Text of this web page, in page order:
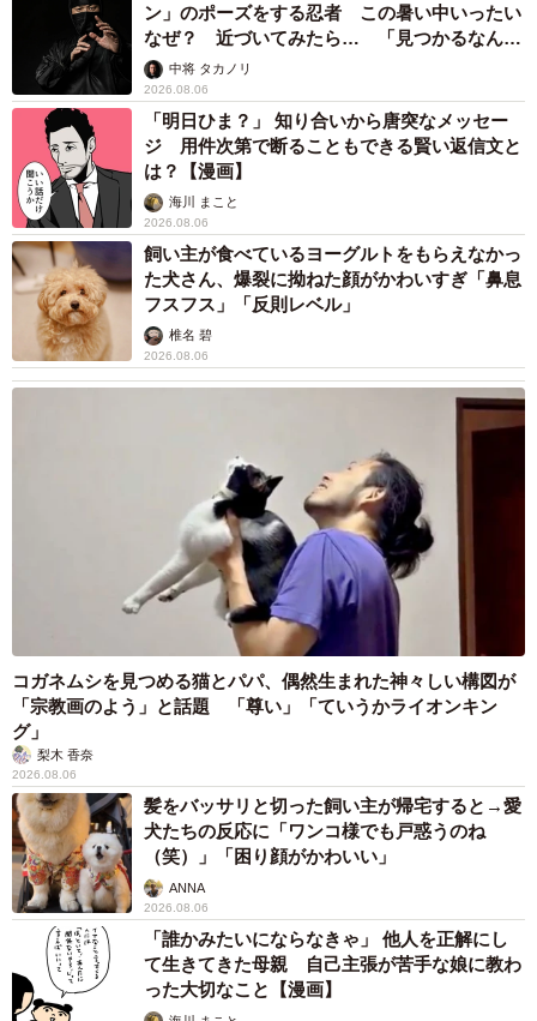
ン」のポーズをする忍者 この暑い中いったい
なぜ？ 近づいてみたら… 「見つかるなんて
未熟」中将 タカノリ
2026.08.06
「明日ひま？」 知り合いから唐突なメッセー
ジ 用件次第で断ることもできる賢い返信文と
は？【漫画】
海川 まこと
2026.08.06
飼い主が食べているヨーグルトをもらえなかっ
た犬さん、爆裂に拗ねた顔がかわいすぎ「鼻息
フスフス」「反則レベル」
椎名 碧
2026.08.06
コガネムシを見つめる猫とパパ、偶然生まれた神々しい構図が
「宗教画のよう」と話題 「尊い」「ていうかライオンキン
グ」
梨木 香奈
2026.08.06
髪をバッサリと切った飼い主が帰宅すると→愛
犬たちの反応に「ワンコ様でも戸惑うのね
（笑）」「困り顔がかわいい」
ANNA
2026.08.06
「誰かみたいにならなきゃ」 他人を正解にし
て生きてきた母親 自己主張が苦手な娘に教わ
った大切なこと【漫画】